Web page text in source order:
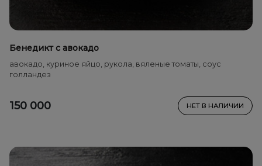
Бенедикт с авокадо
авокадо, куриное яйцо, рукола, вяленые томаты, соус
голландез
150 000 НЕТ В НАЛИЧИИ